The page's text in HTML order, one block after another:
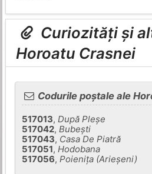
Curiozități și
Horoatu Crasnei
Codurile poștale ale
517013,După Pleşe
517042,Bubeşti
517043, Casa De Piatră
517051,Hodobana
517056,Poieniţa (Arieşeni)